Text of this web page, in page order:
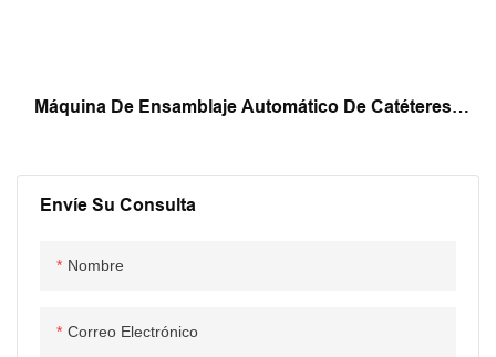
Envíe Su Consulta
Nombre
Correo Electrónico
Máquina De Ensamblaje Automático De Catéteres